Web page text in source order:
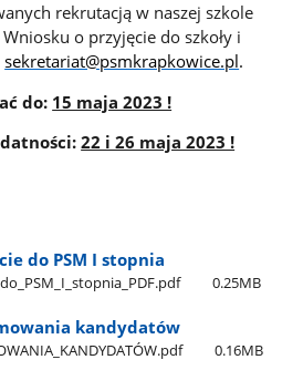
rekrutacją w naszej szkole
o przyjęcie do szkoły i
sekretariat@psmkrapkowice.pl.
do: 15 maja 2023 !
22 i 26 maja 2023 !
do PSM I stopnia
0.25MB
kandydatów
0.16MB